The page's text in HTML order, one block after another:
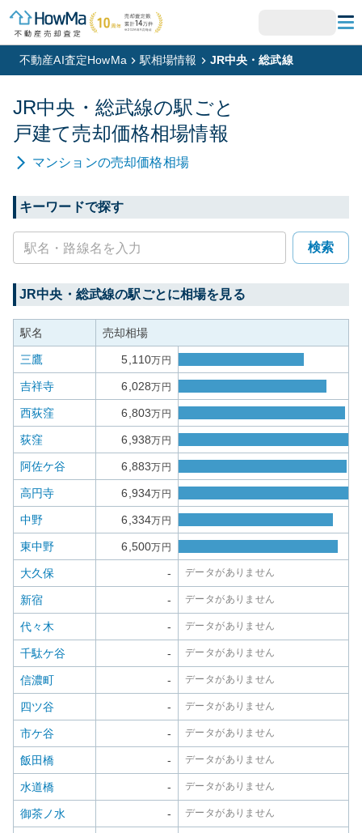
不動産AI査定HowMa 駅相場情報 JR中央・総武線
JR中央・総武線の駅ごと
戸建て売却価格相場情報
マンションの売却価格相場
キーワードで探す
検索
JR中央・総武線の駅ごとに相場を見る
駅名 売却相場
三鷹 5,110万円
吉祥寺 6,028万円
西荻窪 6,803万円
荻窪 6,938万円
阿佐ケ谷 6,883万円
高円寺 6,934万円
中野 6,334万円
東中野 6,500万円
大久保 - データがありません
新宿 - データがありません
代々木 - データがありません
千駄ケ谷 - データがありません
信濃町 - データがありません
四ツ谷 - データがありません
市ケ谷 - データがありません
飯田橋 - データがありません
水道橋 - データがありません
御茶ノ水 - データがありません